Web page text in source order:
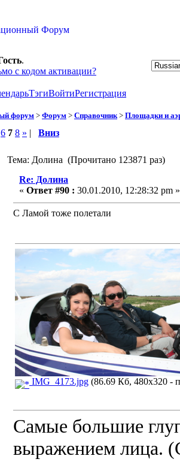
.
с кодом активации?
ТэгиВойтиРегистрация
форум > Форум > Справочник > Площадки и
6 7 8 » | Вниз
Тема: Долина (Прочитано 123871 раз)
Re: Долина
« Ответ #90 : 30.01.2010, 12:28:32 pm »
С Ламой тоже полетали
IMG_4173.jpg (86.69 Кб, 480x320 -
Самые большие
выражением лица.